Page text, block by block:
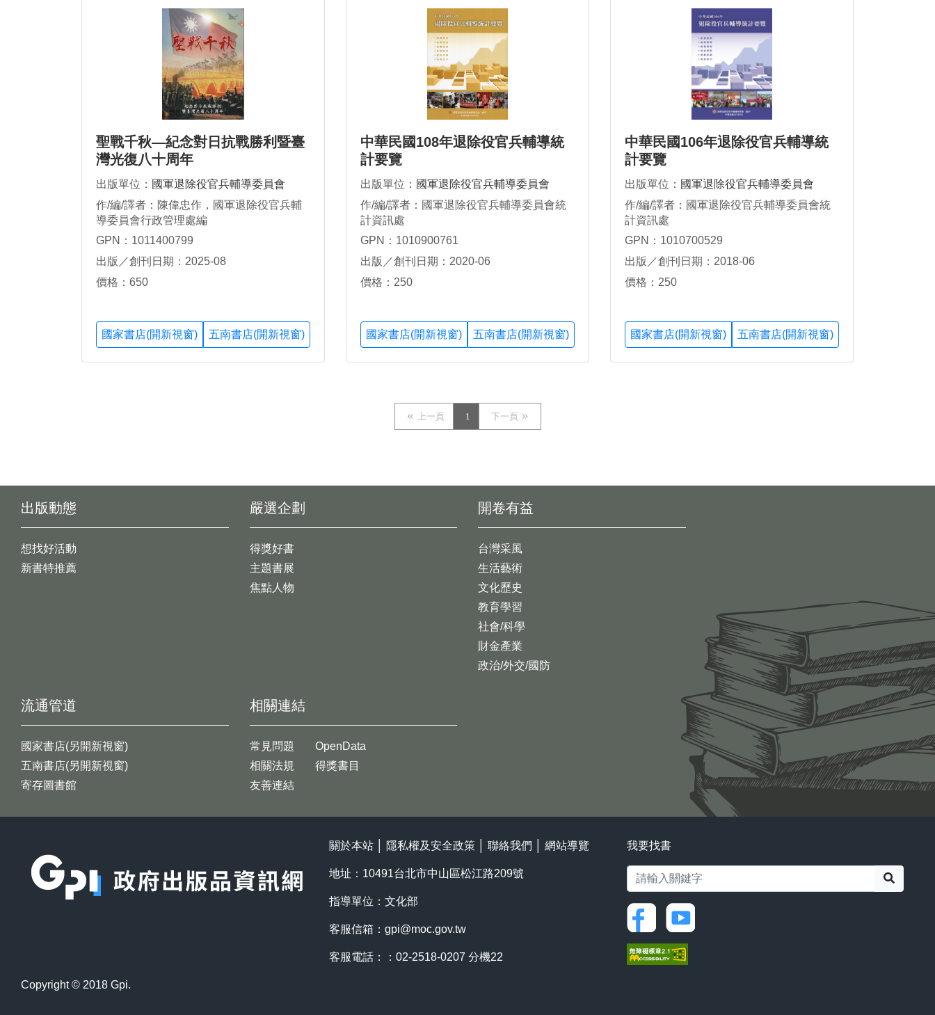
聖戰千秋—紀念對日抗戰勝利暨臺
灣光復八十周年
出版單位： 國軍退除役官兵輔導委員會
作/編/譯者：陳偉忠作，國軍退除役官兵輔
導委員會行政管理處編
GPN：1011400799
出版／創刊日期：2025-08
價格：650
國家書店(開新視窗) 五南書店(開新視窗)
中華民國108年退除役官兵輔導統
計要覽
出版單位： 國軍退除役官兵輔導委員會
作/編/譯者：國軍退除役官兵輔導委員會統
計資訊處
GPN：1010900761
出版／創刊日期：2020-06
價格：250
國家書店(開新視窗) 五南書店(開新視窗)
中華民國106年退除役官兵輔導統
計要覽
出版單位： 國軍退除役官兵輔導委員會
作/編/譯者：國軍退除役官兵輔導委員會統
計資訊處
GPN：1010700529
出版／創刊日期：2018-06
價格：250
國家書店(開新視窗) 五南書店(開新視窗)
上一頁 1 下一頁
出版動態
想找好活動
新書特推薦
開卷有益
台灣采風
生活藝術
文化歷史
教育學習
社會/科學
財金產業
政治/外交/國防
嚴選企劃
得獎好書
主題書展
焦點人物
流通管道
國家書店(另開新視窗)
五南書店(另開新視窗)
寄存圖書館
相關連結
常見問題
相關法規
友善連結
OpenData
得獎書目
關於本站 隱私權及安全政策 聯絡我們 網站導覽
地址：10491台北市中山區松江路209號
指導單位：文化部
客服信箱： gpi@moc.gov.tw
客服電話：：02-2518-0207 分機22
我要找書
Copyright © 2018 Gpi.